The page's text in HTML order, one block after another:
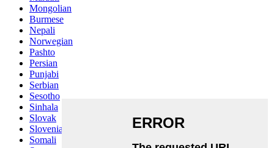
Mongolian
Burmese
Nepali
Norwegian
Pashto
Persian
Punjabi
Serbian
Sesotho
Sinhala
Slovak
Slovenian
Somali